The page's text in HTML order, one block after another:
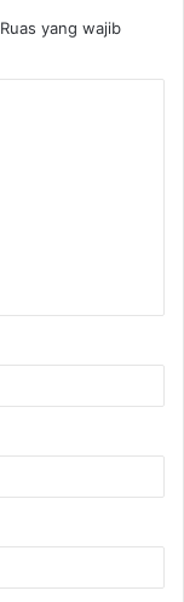
Ruas yang wajib